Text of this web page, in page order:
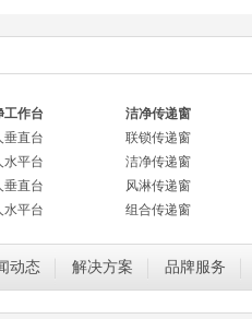
工作台
垂直台
水平台
垂直台
水平台
洁净传递窗
联锁传递窗
洁净传递窗
风淋传递窗
组合传递窗
动态 解决方案 品牌服务